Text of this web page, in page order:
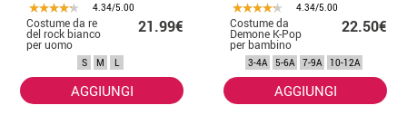
4.34/5.00
Costume da re
del rock bianco
per uomo
21.99€
S M L
AGGIUNGI
4.34/5.00
Costume da
Demone K-Pop
per bambino
22.50€
3-4A 5-6A 7-9A 10-12A
AGGIUNGI